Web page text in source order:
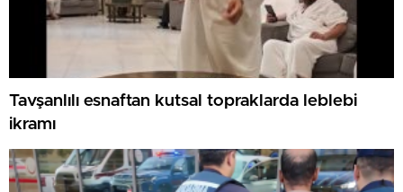
Tavşanlılı esnaftan kutsal topraklarda leblebi
ikramı